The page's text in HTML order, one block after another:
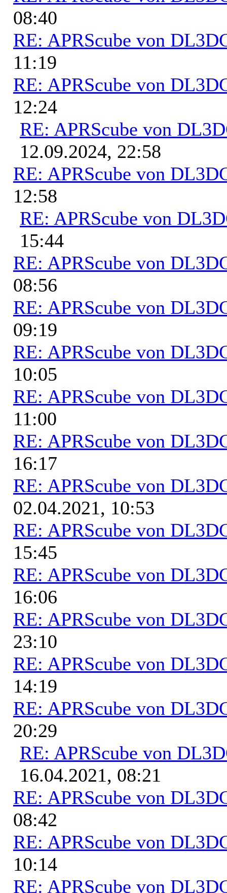
08:40
RE: APRScube von
11:19
RE: APRScube von
12:24
RE: APRScube von
12.09.2024, 22:58
RE: APRScube von
12:58
RE: APRScube von
15:44
RE: APRScube von
08:56
RE: APRScube von
09:19
RE: APRScube von
10:05
RE: APRScube von
11:00
RE: APRScube von
16:17
RE: APRScube von
02.04.2021, 10:53
RE: APRScube von
15:45
RE: APRScube von
16:06
RE: APRScube von
23:10
RE: APRScube von
14:19
RE: APRScube von
20:29
RE: APRScube von
16.04.2021, 08:21
RE: APRScube von
08:42
RE: APRScube von
10:14
RE: APRScube von